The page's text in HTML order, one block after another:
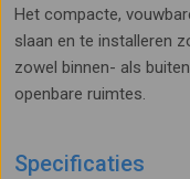
Het compacte,
slaan en te installeren
zowel binnen- als
openbare ruimtes.
Specificaties